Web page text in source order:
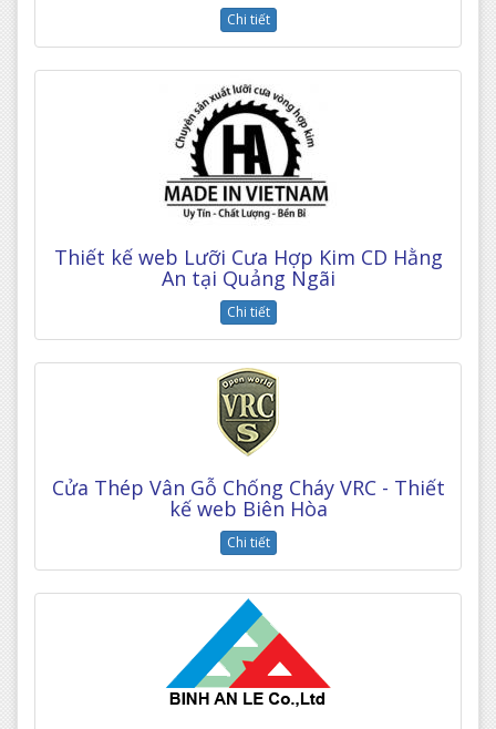
Chi tiết
Thiết kế web Lưỡi Cưa Hợp Kim CD Hằng
An tại Quảng Ngãi
Chi tiết
Cửa Thép Vân Gỗ Chống Cháy VRC - Thiết
kế web Biên Hòa
Chi tiết